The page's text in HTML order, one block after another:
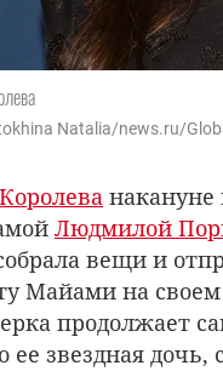
Natalia/news.ru/
накануне
Людмилой
вещи и
Майами на
продолжает
ее звездная